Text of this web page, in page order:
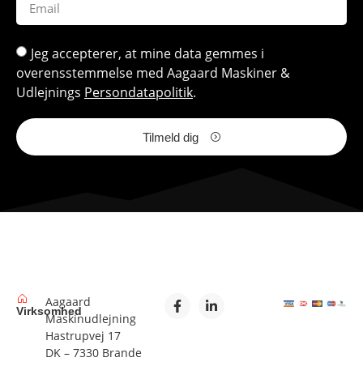
Jeg accepterer, at mine data gemmes i
overensstemmelse med Aagaard Maskiner &
Udlejnings Persondatapolitik.
Tilmeld dig
Virksomhed
Aagaard
Maskinudlejning
Hastrupvej 17
DK – 7330 Brande